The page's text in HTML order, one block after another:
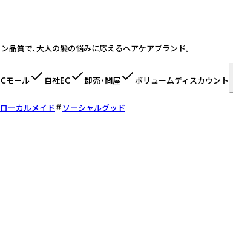
品質で、大人の髪の悩みに応えるヘアケアブランド。
モール 自社EC 卸売・問屋 ボリュームディスカウント
ローカルメイド ソーシャルグッド